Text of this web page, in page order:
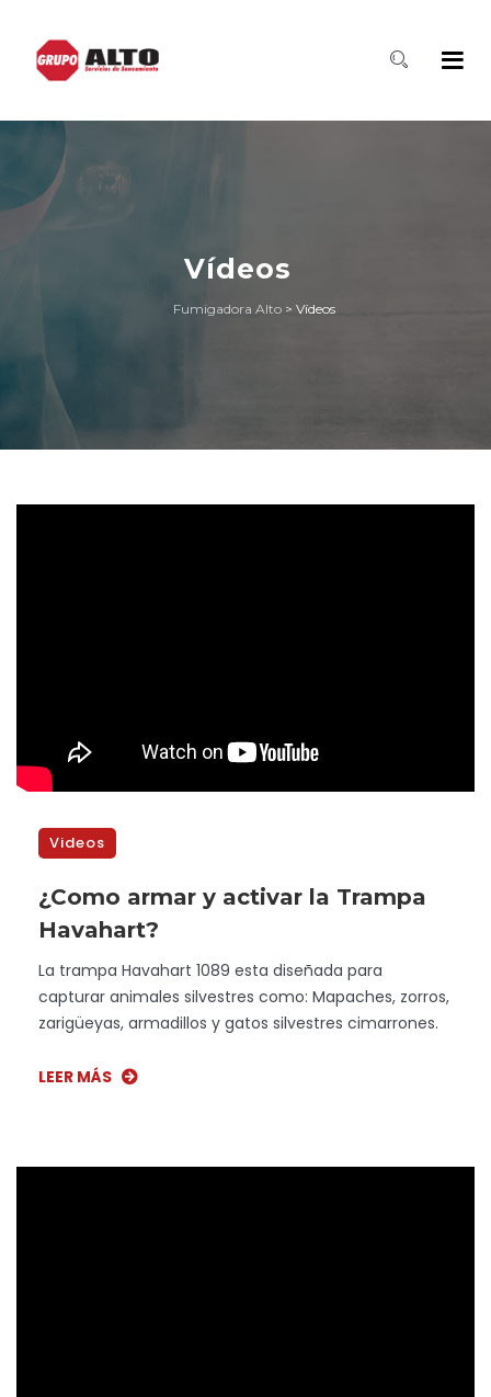
Vídeos
Fumigadora Alto> Vídeos
Videos
¿Como armar y activar la Trampa
Havahart?
La trampa Havahart 1089 esta diseñada para
capturar animales silvestres como: Mapaches, zorros,
zarigüeyas, armadillos y gatos silvestres cimarrones.
LEER MÁS